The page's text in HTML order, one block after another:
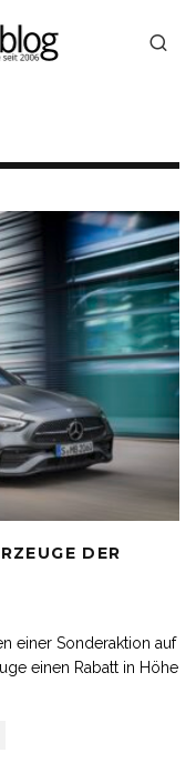
DER
einer Sonderaktion auf
einen Rabatt in Höhe